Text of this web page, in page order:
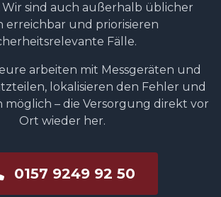
sind auch außerhalb üblicher
erreichbar und priorisieren
Fälle.
arbeiten mit Messgeräten und
lokalisieren den Fehler und
möglich – die Versorgung direkt vor
Ort wieder her.
0157 9249 92 50